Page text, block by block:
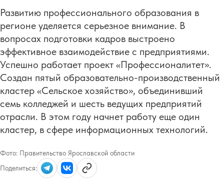
Развитию профессионального образования в
регионе уделяется серьезное внимание. В
вопросах подготовки кадров выстроено
эффективное взаимодействие с предприятиями.
Успешно работает проект «Профессионалитет».
Создан пятый образовательно-производственный
кластер «Сельское хозяйство», объединивший
семь колледжей и шесть ведущих предприятий
отрасли. В этом году начнет работу еще один
кластер, в сфере информационных технологий.
Фото: Правительство Ярославской области
Поделиться: